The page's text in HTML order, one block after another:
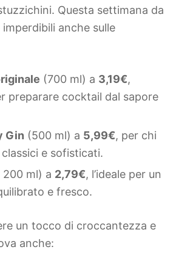
Questa settimana da
anche sulle
(700 ml) a 3,19€,
preparare cocktail dal sapore
Gin (500 ml) a 5,99€, per chi
e sofisticati.
ml) a 2,79€, l’ideale per un
e fresco.
un tocco di croccantezza e
anche: